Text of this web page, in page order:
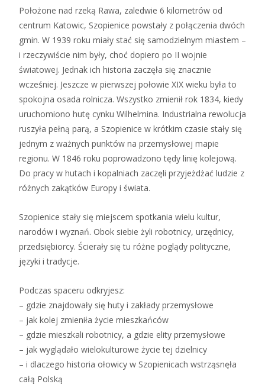
Położone nad rzeką Rawa, zaledwie 6 kilometrów od
centrum Katowic, Szopienice powstały z połączenia dwóch
gmin. W 1939 roku miały stać się samodzielnym miastem –
i rzeczywiście nim były, choć dopiero po II wojnie
światowej. Jednak ich historia zaczęła się znacznie
wcześniej. Jeszcze w pierwszej połowie XIX wieku była to
spokojna osada rolnicza. Wszystko zmienił rok 1834, kiedy
uruchomiono hutę cynku Wilhelmina. Industrialna rewolucja
ruszyła pełną parą, a Szopienice w krótkim czasie stały się
jednym z ważnych punktów na przemysłowej mapie
regionu. W 1846 roku poprowadzono tędy linię kolejową.
Do pracy w hutach i kopalniach zaczęli przyjeżdżać ludzie z
różnych zakątków Europy i świata.
Szopienice stały się miejscem spotkania wielu kultur,
narodów i wyznań. Obok siebie żyli robotnicy, urzędnicy,
przedsiębiorcy. Ścierały się tu różne poglądy polityczne,
języki i tradycje.
Podczas spaceru odkryjesz:
– gdzie znajdowały się huty i zakłady przemysłowe
– jak kolej zmieniła życie mieszkańców
– gdzie mieszkali robotnicy, a gdzie elity przemysłowe
– jak wyglądało wielokulturowe życie tej dzielnicy
– i dlaczego historia ołowicy w Szopienicach wstrząsnęła
całą Polską